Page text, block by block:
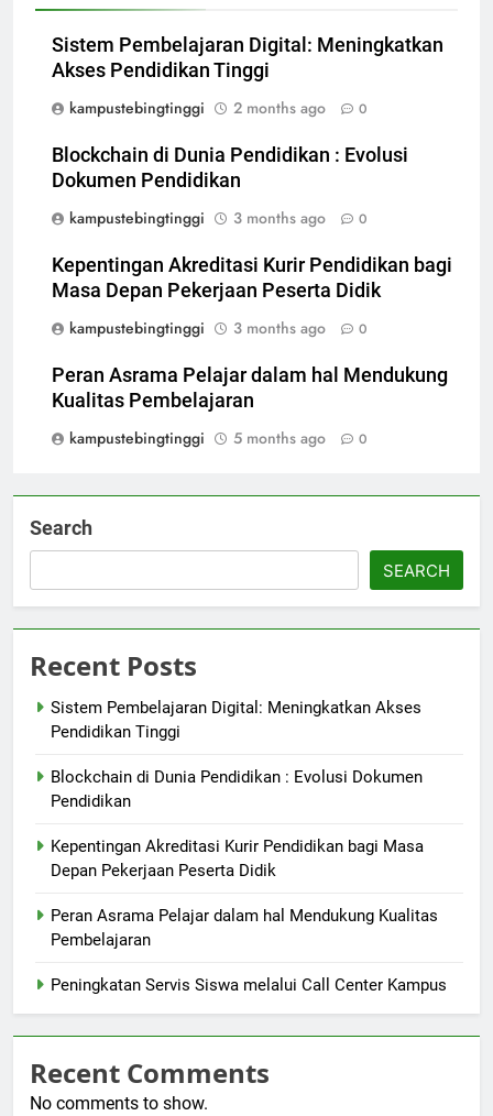
Sistem Pembelajaran Digital: Meningkatkan
Akses Pendidikan Tinggi
kampustebingtinggi
2 months ago 0
Blockchain di Dunia Pendidikan : Evolusi
Dokumen Pendidikan
kampustebingtinggi
3 months ago 0
Kepentingan Akreditasi Kurir Pendidikan bagi
Masa Depan Pekerjaan Peserta Didik
kampustebingtinggi
3 months ago 0
Peran Asrama Pelajar dalam hal Mendukung
Kualitas Pembelajaran
kampustebingtinggi
5 months ago 0
Search
SEARCH
Recent Posts
Sistem Pembelajaran Digital: Meningkatkan Akses
Pendidikan Tinggi
Blockchain di Dunia Pendidikan : Evolusi Dokumen
Pendidikan
Kepentingan Akreditasi Kurir Pendidikan bagi Masa
Depan Pekerjaan Peserta Didik
Peran Asrama Pelajar dalam hal Mendukung Kualitas
Pembelajaran
Peningkatan Servis Siswa melalui Call Center Kampus
Recent Comments
No comments to show.